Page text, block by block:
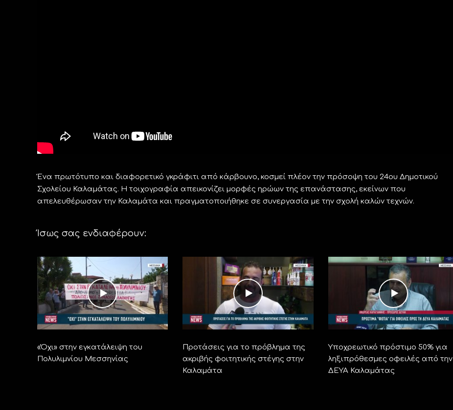
Ένα πρωτότυπο και διαφορετικό γκράφιτι από κάρβουνο, κοσμεί πλέον την πρόσοψη του 24ου Δημοτικού
Σχολείου Καλαμάτας. Η τοιχογραφία απεικονίζει μορφές ηρώων της επανάστασης, εκείνων που
απελευθέρωσαν την Καλαμάτα και πραγματοποιήθηκε σε συνεργασία με την σχολή καλών τεχνών.
Ίσως σας ενδιαφέρουν:
«Όχι» στην εγκατάλειψη του
Πολυλιμνίου Μεσσηνίας
Προτάσεις για το πρόβλημα της
ακριβής φοιτητικής στέγης στην
Καλαμάτα
Υποχρεωτικό πρόστιμο 50% για
ληξιπρόθεσμες οφειλές από την
ΔΕΥΑ Καλαμάτας